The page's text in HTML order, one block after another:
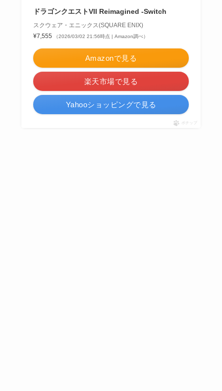
ドラゴンクエストVII Reimagined -Switch
スクウェア・エニックス(SQUARE ENIX)
¥7,555
（2026/03/02 21:56時点 | Amazon調べ）
Amazonで見る
楽天市場で見る
Yahooショッピングで見る
ポチップ